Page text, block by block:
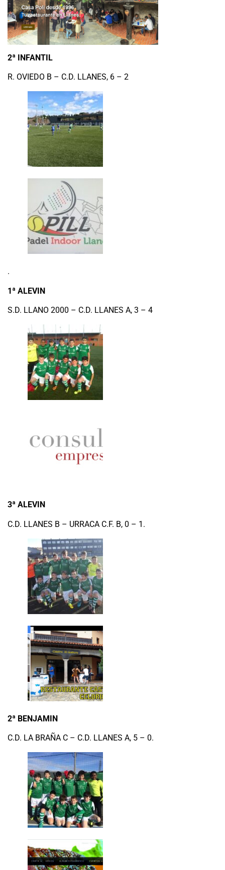
2ª INFANTIL
R. OVIEDO B – C.D. LLANES, 6 – 2
.
1ª ALEVIN
S.D. LLANO 2000 – C.D. LLANES A, 3 – 4
3ª ALEVIN
C.D. LLANES B – URRACA C.F. B, 0 – 1.
2ª BENJAMIN
C.D. LA BRAÑA C – C.D. LLANES A, 5 – 0.